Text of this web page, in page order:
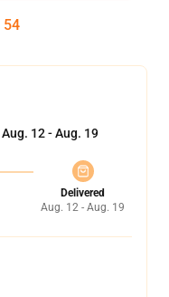
54
Aug. 12 - Aug. 19
Delivered
Aug. 12 - Aug. 19